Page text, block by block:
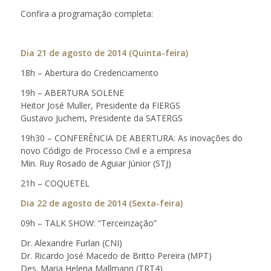
Confira a programação completa:
Dia 21 de agosto de 2014 (Quinta-feira)
18h – Abertura do Credenciamento
19h – ABERTURA SOLENE
Heitor José Muller, Presidente da FIERGS
Gustavo Juchem, Presidente da SATERGS
19h30 – CONFERÊNCIA DE ABERTURA: As inovações do
novo Código de Processo Civil e a empresa
Min. Ruy Rosado de Aguiar Júnior (STJ)
21h – COQUETEL
Dia 22 de agosto de 2014 (Sexta-feira)
09h – TALK SHOW: “Terceirização”
Dr. Alexandre Furlan (CNI)
Dr. Ricardo José Macedo de Britto Pereira (MPT)
Des. Maria Helena Mallmann (TRT4)